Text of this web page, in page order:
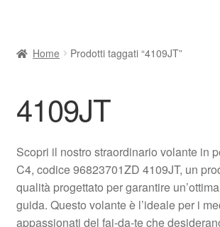
Contatto
Il mio account
Pagamenti
Politica sulla riservatezza
Home Prodotti taggati “4109JT”
4109JT
Scopri il nostro straordinario volante in
C4, codice 96823701ZD 4109JT, un
qualità progettato per garantire
guida. Questo volante è l’ideale per i
appassionati del fai-da-te che